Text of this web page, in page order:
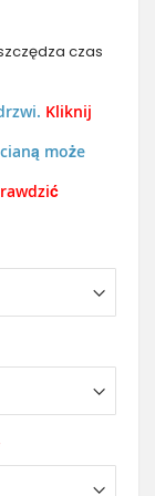
czas
Kliknij
może